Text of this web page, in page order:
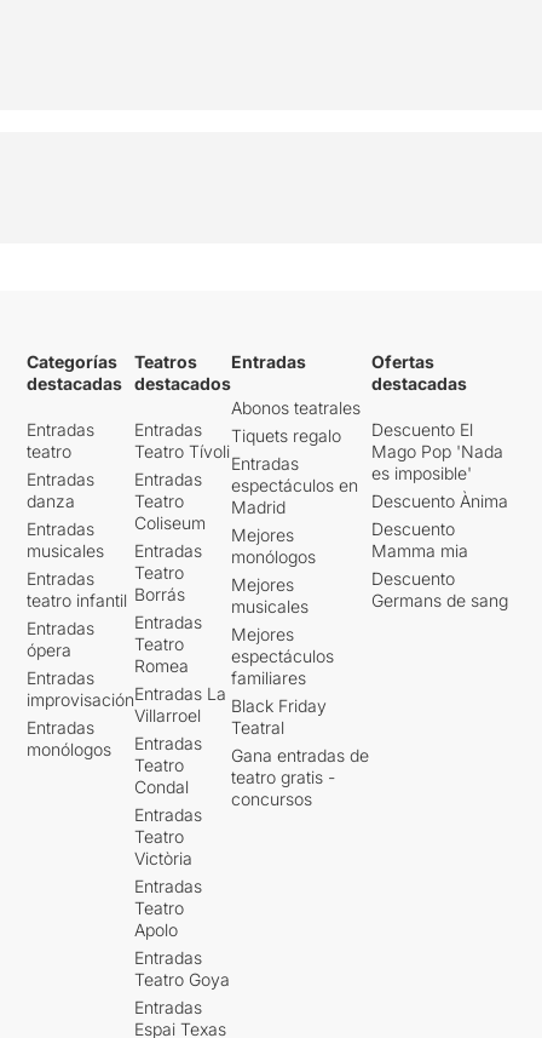
Categorías
destacadas
Entradas
teatro
Entradas
danza
Entradas
musicales
Entradas
teatro infantil
Entradas
ópera
Entradas
improvisación
Entradas
monólogos
Teatros
destacados
Entradas
Teatro Tívoli
Entradas
Teatro
Coliseum
Entradas
Teatro
Borrás
Entradas
Teatro
Romea
Entradas La
Villarroel
Entradas
Teatro
Condal
Entradas
Teatro
Victòria
Entradas
Teatro
Apolo
Entradas
Teatro Goya
Entradas
Espai Texas
Entradas
Abonos teatrales
Tiquets regalo
Entradas
espectáculos en
Madrid
Mejores
monólogos
Mejores
musicales
Mejores
espectáculos
familiares
Black Friday
Teatral
Gana entradas de
teatro gratis -
concursos
Ofertas
destacadas
Descuento El
Mago Pop 'Nada
es imposible'
Descuento Ànima
Descuento
Mamma mia
Descuento
Germans de sang